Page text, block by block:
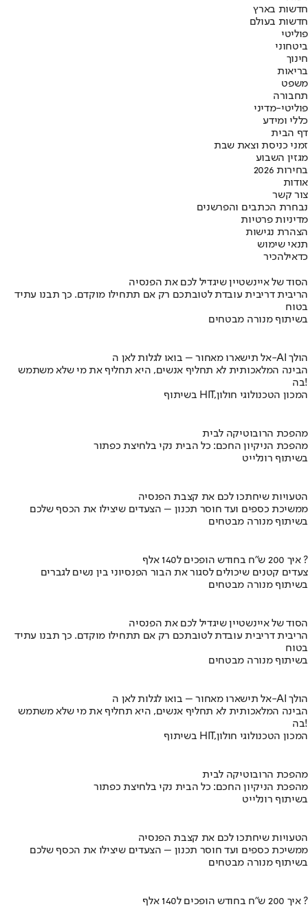
חדשות בארץ
חדשות בעולם
פוליטי
ביטחוני
חינוך
בריאות
משפט
תחבורה
פוליטי-מדיני
כללי ומידע
דף הבית
זמני כניסת וצאת שבת
מגזין השבוע
בחירות 2026
אודות
צור קשר
נבחרת הכתבים והפרשנים
מדיניות פרטיות
הצהרת נגישות
תנאי שימוש
כדאילהכיר
הסוד של איינשטיין שיגדיל לכם את הפנסיה
הריבית דריבית עובדת לטובתכם רק אם תתחילו מוקדם. כך תבנו עתיד
בטוח
בשיתוף מנורה מבטחים
אל תישארו מאחור – בואו לגלות לאן ה-AI הולך
הבינה המלאכותית לא תחליף אנשים, היא תחליף את מי שלא משתמש
בה!
בשיתוף HIT,המכון הטכנולוגי חולון
מהפכת הרובוטיקה לבית
מהפכת הניקיון החכם: כל הבית נקי בלחיצת כפתור
בשיתוף רונלייט
הטעויות שיחתכו לכם את קצבת הפנסיה
ממשיכת כספים ועד חוסר תכנון – הצעדים שיצילו את הכסף שלכם
בשיתוף מנורה מבטחים
איך 200 ש"ח בחודש הופכים ל140 אלף ?
צעדים קטנים שיכולים לסגור את הבור הפנסיוני בין נשים לגברים
בשיתוף מנורה מבטחים
הסוד של איינשטיין שיגדיל לכם את הפנסיה
הריבית דריבית עובדת לטובתכם רק אם תתחילו מוקדם. כך תבנו עתיד
בטוח
בשיתוף מנורה מבטחים
אל תישארו מאחור – בואו לגלות לאן ה-AI הולך
הבינה המלאכותית לא תחליף אנשים, היא תחליף את מי שלא משתמש
בה!
בשיתוף HIT,המכון הטכנולוגי חולון
מהפכת הרובוטיקה לבית
מהפכת הניקיון החכם: כל הבית נקי בלחיצת כפתור
בשיתוף רונלייט
הטעויות שיחתכו לכם את קצבת הפנסיה
ממשיכת כספים ועד חוסר תכנון – הצעדים שיצילו את הכסף שלכם
בשיתוף מנורה מבטחים
איך 200 ש"ח בחודש הופכים ל140 אלף ?